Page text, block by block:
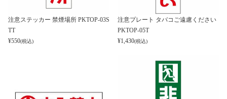
注意ステッカー 禁煙場所 PKTOP-03S
TT
¥550(税込)
注意プレート タバコご遠慮ください
PKTOP-05T
¥1,430(税込)